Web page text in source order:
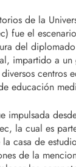
de la
fue el
del
impartido a
centros
educación
impulsada
la cual es
casa de
de la